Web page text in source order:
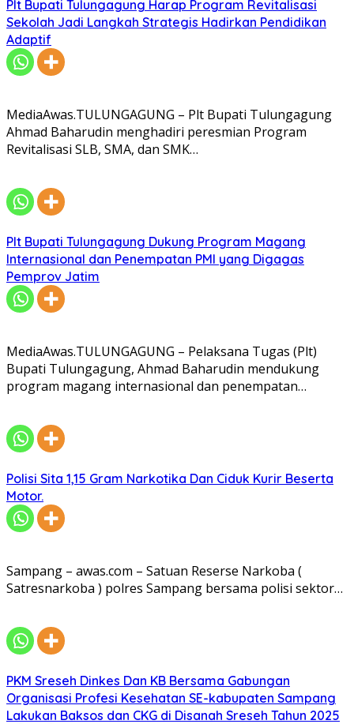
Plt Bupati Tulungagung Harap Program Revitalisasi
Sekolah Jadi Langkah Strategis Hadirkan Pendidikan
Adaptif
MediaAwas.TULUNGAGUNG – Plt Bupati Tulungagung
Ahmad Baharudin menghadiri peresmian Program
Revitalisasi SLB, SMA, dan SMK…
Plt Bupati Tulungagung Dukung Program Magang
Internasional dan Penempatan PMI yang Digagas
Pemprov Jatim
MediaAwas.TULUNGAGUNG – Pelaksana Tugas (Plt)
Bupati Tulungagung, Ahmad Baharudin mendukung
program magang internasional dan penempatan…
Polisi Sita 1,15 Gram Narkotika Dan Ciduk Kurir Beserta
Motor.
Sampang – awas.com – Satuan Reserse Narkoba (
Satresnarkoba ) polres Sampang bersama polisi sektor…
PKM Sreseh Dinkes Dan KB Bersama Gabungan
Organisasi Profesi Kesehatan SE-kabupaten Sampang
Lakukan Baksos dan CKG di Disanah Sreseh Tahun 2025